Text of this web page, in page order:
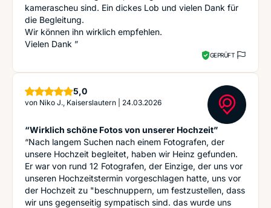
kamerascheu sind. Ein dickes Lob und vielen Dank für
die Begleitung.
Wir können ihn wirklich empfehlen.
Vielen Dank ”
GEPRÜFT
5,0Sterne
von Niko J., Kaiserslautern 24.03.2026
“Wirklich schöne Fotos von unserer Hochzeit”
“Nach langem Suchen nach einem Fotografen, der
unsere Hochzeit begleitet, haben wir Heinz gefunden.
Er war von rund 12 Fotografen, der Einzige, der uns vor
unseren Hochzeitstermin vorgeschlagen hatte, uns vor
der Hochzeit zu "beschnuppern, um festzustellen, dass
wir uns gegenseitig sympatisch sind. das wurde uns